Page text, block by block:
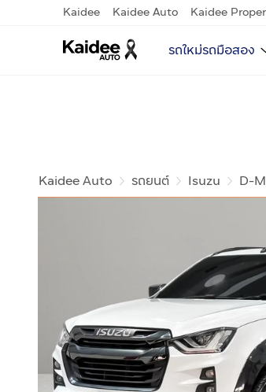
Kaidee Kaidee Auto Kaidee
รถใหม่รถมือสอง
Kaidee Auto รถยนต์ Isuzu D-